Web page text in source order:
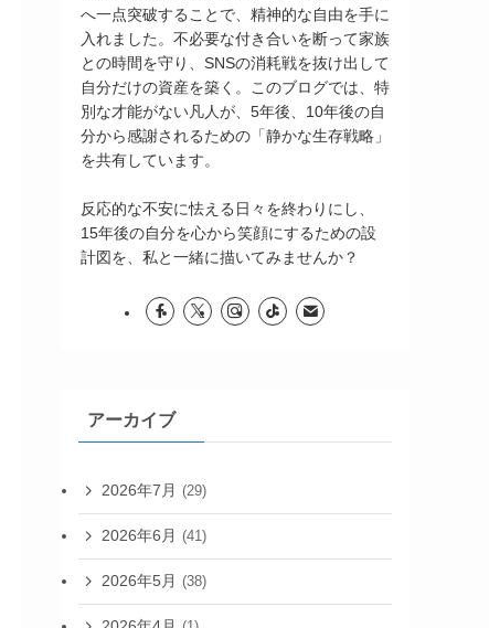
へ一点突破することで、精神的な自由を手に
入れました。不必要な付き合いを断って家族
との時間を守り、SNSの消耗戦を抜け出して
自分だけの資産を築く。このブログでは、特
別な才能がない凡人が、5年後、10年後の自
分から感謝されるための「静かな生存戦略」
を共有しています。
反応的な不安に怯える日々を終わりにし、
15年後の自分を心から笑顔にするための設
計図を、私と一緒に描いてみませんか？
アーカイブ
2026年7月 (29)
2026年6月 (41)
2026年5月 (38)